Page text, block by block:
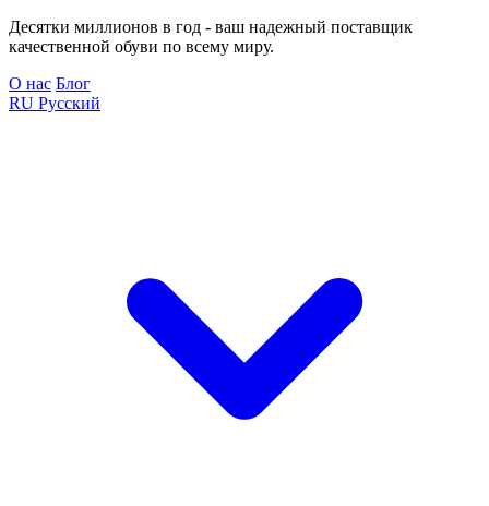
Десятки миллионов в год - ваш надежный поставщик
качественной обуви по всему миру.
О нас Блог
RU Русский